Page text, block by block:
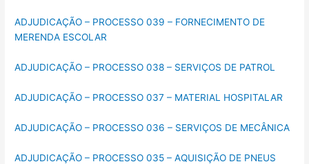
ADJUDICAÇÃO – PROCESSO 039 – FORNECIMENTO DE
MERENDA ESCOLAR
ADJUDICAÇÃO – PROCESSO 038 – SERVIÇOS DE PATROL
ADJUDICAÇÃO – PROCESSO 037 – MATERIAL HOSPITALAR
ADJUDICAÇÃO – PROCESSO 036 – SERVIÇOS DE MECÂNICA
ADJUDICAÇÃO – PROCESSO 035 – AQUISIÇÃO DE PNEUS